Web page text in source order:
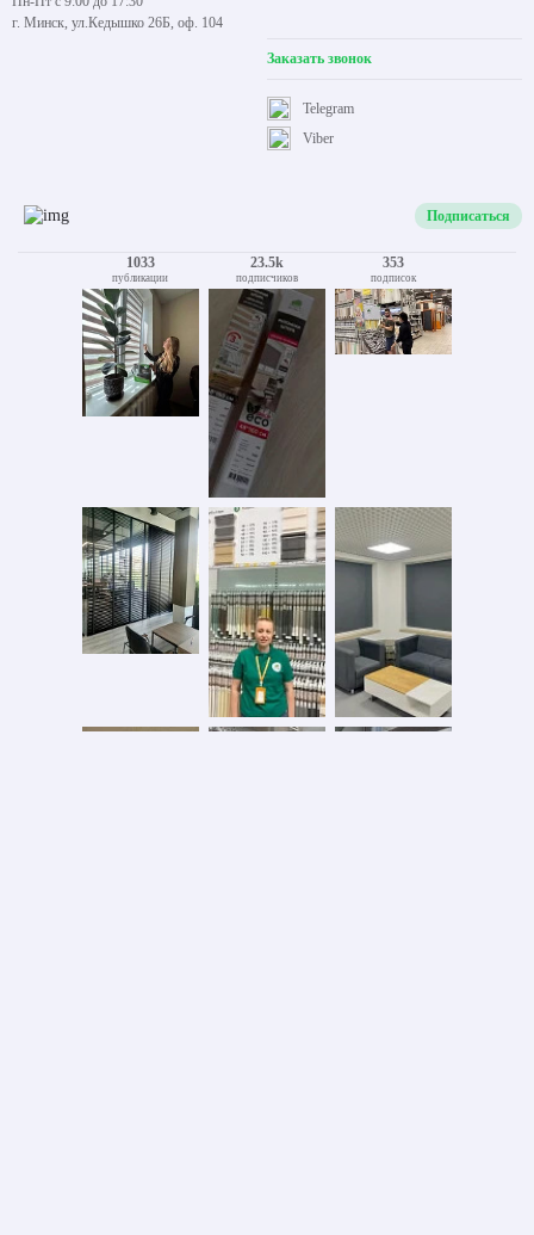
г. Минск, ул.Кедышко 26Б, оф. 104
Заказать звонок
Viber
Telegram
Подписаться
1033
публикации
23.5k
подписчиков
353
подписок